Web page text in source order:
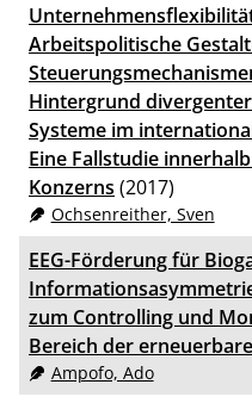
Arbeitspolitische
Hintergrund
Systeme im
Eine Fallstudie
Konzerns (2017)
Ochsenreither, Sven
EEG-Förderung für
zum Controlling und
Bereich der
Ampofo, Ado